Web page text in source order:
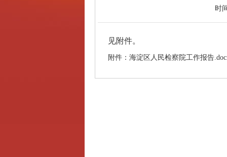
时
见附件。
附件：海淀区人民检察院工作报告